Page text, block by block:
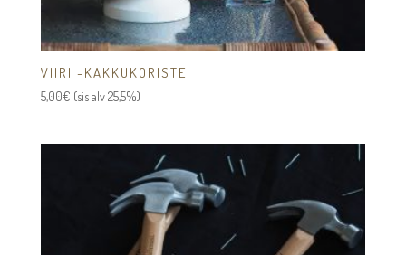
VIIRI -KAKKUKORISTE
5,00€ (sis alv 25,5%)